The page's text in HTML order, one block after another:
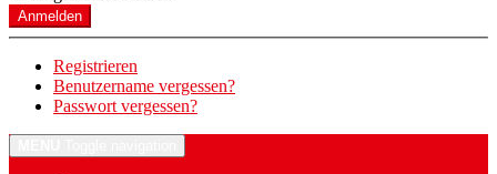
Anmelden
Registrieren
Benutzername vergessen?
Passwort vergessen?